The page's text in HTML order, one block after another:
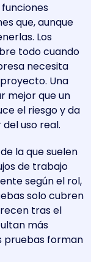
que, aunque
Los
todo cuando
necesita
Una
mejor que un
el riesgo y da
uso real.
la que suelen
de trabajo
según el rol,
solo cubren
tras el
más
pruebas forman